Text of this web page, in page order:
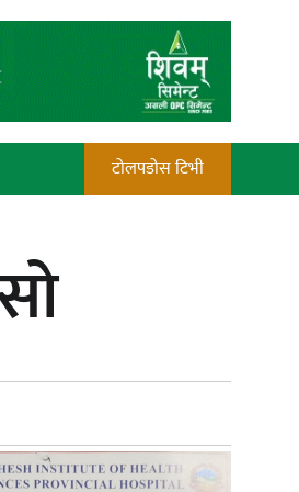
टोलपडोस टिभी
चट्याङ लाग्दा एककोे मृत्यु
पत्रकार संघ